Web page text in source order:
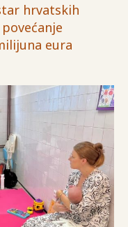
hrvatskih
eura